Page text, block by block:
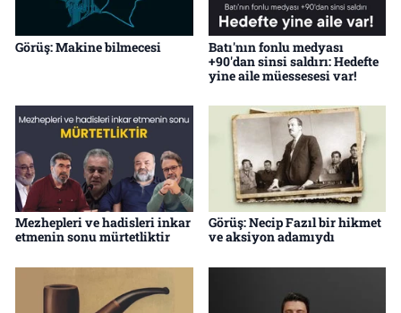
Görüş: Makine bilmecesi
Batı'nın fonlu medyası
+90'dan sinsi saldırı: Hedefte
yine aile müessesesi var!
Mezhepleri ve hadisleri inkar
etmenin sonu mürtetliktir
Görüş: Necip Fazıl bir hikmet
ve aksiyon adamıydı